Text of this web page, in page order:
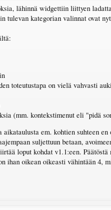
lähinnä widgettiin liittyen
tulevan kategorian valinnat ovat
toteutustapa on vielä vahvasti
(mm. kontekstimenut eli "pidä
em. kohtien suhteen
suljettuun betaan,
loput kohdat v1.1:een.
ihan oikean oikeasti vähintään 4,